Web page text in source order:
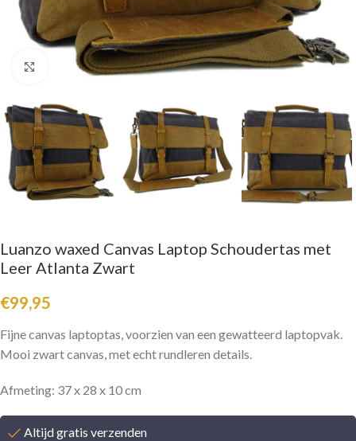
Click to enlarge
Luanzo waxed Canvas Laptop Schoudertas met
Leer Atlanta Zwart
€99,95
Fijne canvas laptoptas, voorzien van een gewatteerd laptopvak.
Mooi zwart canvas, met echt rundleren details.
Afmeting: 37 x 28 x 10 cm
Altijd gratis verzenden